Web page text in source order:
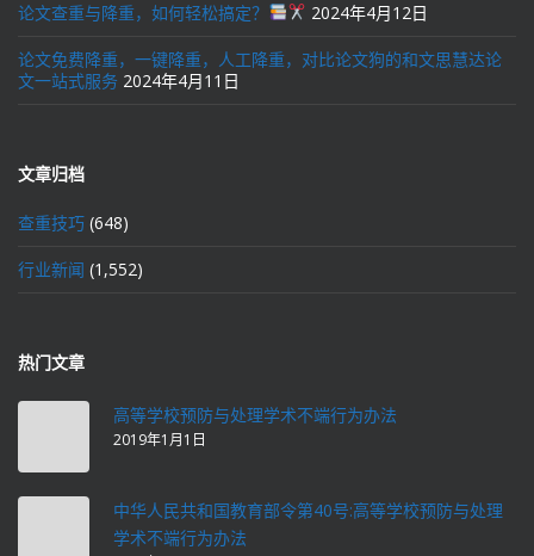
论文查重与降重，如何轻松搞定？ 2024年4月12日
论文免费降重，一键降重，人工降重，对比论文狗的和文思慧达论
文一站式服务 2024年4月11日
文章归档
查重技巧 (648)
行业新闻 (1,552)
热门文章
高等学校预防与处理学术不端行为办法
2019年1月1日
中华人民共和国教育部令第40号:高等学校预防与处理
学术不端行为办法